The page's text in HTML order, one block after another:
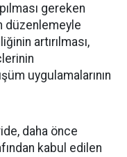
gereken
düzenlemeyle
artırılması,
uygulamalarının
daha önce
kabul edilen